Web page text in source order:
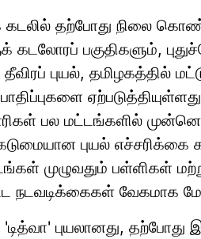
தற்போது நிலை
கடலோரப் பகுதிகளும்,
புயல், தமிழகத்தில்
பல மட்டங்களில்
புயல்
முழுவதும் பள்ளிகள்
நடவடிக்கைகள் வேகமாக
புயலானது,